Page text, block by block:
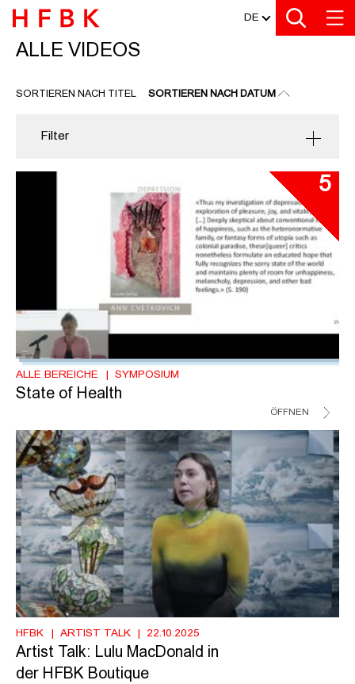
Zu den Filtern
Zur Metanavigation
Zur Hauptnavigation
Zur Suche
Zum Inhalt
Zum Seitenfuss DE
ALLE VIDEOS
ALLE VIDEOS
SORTIEREN NACH TITEL SORTIEREN NACH DATUM
Filter
5
ALLE BEREICHE SYMPOSIUM
State of Health
ÖFFNEN
HFBK ARTIST TALK 22.10.2025
Artist Talk: Lulu MacDonald in
der HFBK Boutique